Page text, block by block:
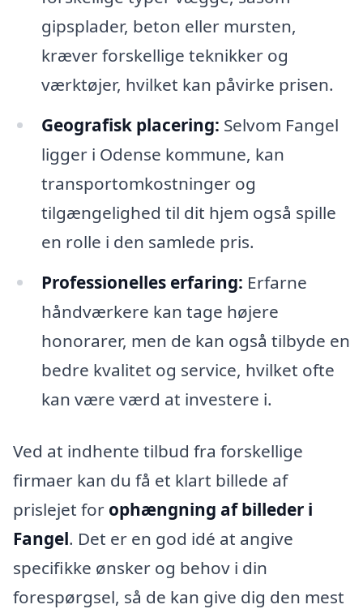
gipsplader, beton eller mursten,
kræver forskellige teknikker og
værktøjer, hvilket kan påvirke prisen.
Geografisk placering: Selvom Fangel
ligger i Odense kommune, kan
transportomkostninger og
tilgængelighed til dit hjem også spille
en rolle i den samlede pris.
Professionelles erfaring: Erfarne
håndværkere kan tage højere
honorarer, men de kan også tilbyde en
bedre kvalitet og service, hvilket ofte
kan være værd at investere i.
Ved at indhente tilbud fra forskellige
firmaer kan du få et klart billede af
prislejet for ophængning af billeder i
Fangel. Det er en god idé at angive
specifikke ønsker og behov i din
forespørgsel, så de kan give dig den mest